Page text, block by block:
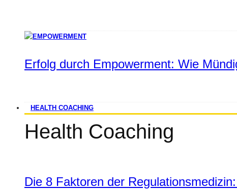
Erfolg durch Empowerment: Wie
HEALTH COACHING
Health Coaching
Die 8 Faktoren der